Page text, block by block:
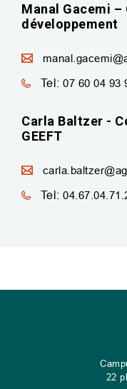
Manal Gacemi –
développement
Tel: 07 60 04 93
Carla Baltzer -
GEEFT
Tel:
22